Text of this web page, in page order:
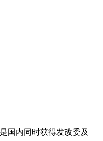
国内同时获得发改委及